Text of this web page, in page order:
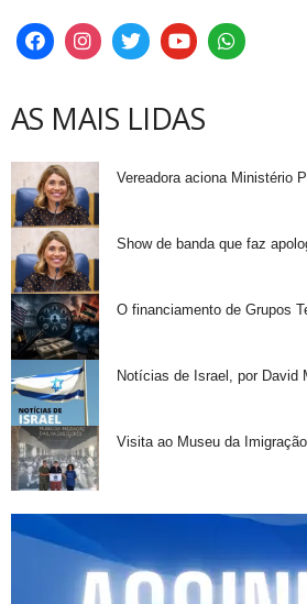
AS MAIS LIDAS
Vereadora aciona Ministério
Show de banda que faz
O financiamento de Grupos
Notícias de Israel, por David
Visita ao Museu da